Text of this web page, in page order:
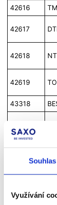
Souhlas
Využívání
42616
42617
42618
42619
43318
111719